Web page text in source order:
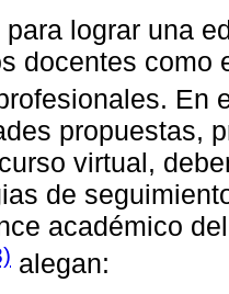
lograr una
docentes como
En
propuestas,
virtual,
de
académico
alegan: